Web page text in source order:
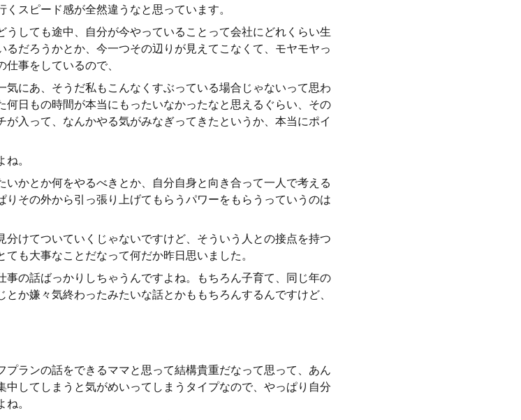
スピード感が全然違うなと思っています。
しても途中、自分が今やっていることって会社にどれくらい生
だろうかとか、今一つその辺りが見えてこなくて、モヤモヤっ
事をしているので、
にあ、そうだ私もこんなくすぶっている場合じゃないって思わ
日もの時間が本当にもったいなかったなと思えるぐらい、その
入って、なんかやる気がみなぎってきたというか、本当にポイ
。
かとか何をやるべきとか、自分自身と向き合って一人で考える
その外から引っ張り上げてもらうパワーをもらうっていうのは
けてついていくじゃないですけど、そういう人との接点を持つ
も大事なことだなって何だか昨日思いました。
の話ばっかりしちゃうんですよね。もちろん子育て、同じ年の
か嫌々気終わったみたいな話とかももちろんするんですけど、
ランの話をできるママと思って結構貴重だなって思って、あん
中してしまうと気がめいってしまうタイプなので、やっぱり自分
。